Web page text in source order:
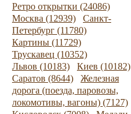
Ретро открытки (24086)
Москва (12939)
Санкт-
Петербург (11780)
Картины (11729)
Трускавец (10352)
Львов (10183)
Киев (10182)
Саратов (8644)
Железная
дорога (поезда, паровозы,
локомотивы, вагоны) (7127)